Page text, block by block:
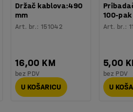
Držač kablova:490
mm
Art. br.: 151042
16,00 KM
bez PDV
U KOŠARICU
100-pak
Art. br.:
5,00
bez PDV
U